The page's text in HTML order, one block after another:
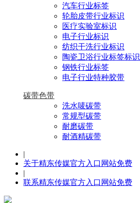
汽车行业标签
轮胎皮带行业标识
医疗实验室标识
电子行业标识
纺织干洗行业标识
陶瓷卫浴行业标签标识
钢铁行业标签
电子行业特种胶带
碳带色带
洗水唛碳带
常规型碳带
耐磨碳带
耐酒精碳带
|
关于精东传媒官方入口网站免费
|
联系精东传媒官方入口网站免费